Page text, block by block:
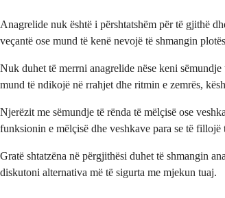
Anagrelide nuk është i përshtatshëm për të gjithë
veçantë ose mund të kenë nevojë të shmangin
Nuk duhet të merrni anagrelide nëse keni
mund të ndikojë në rrahjet dhe ritmin e zemrës,
Njerëzit me sëmundje të rënda të mëlçisë ose
funksionin e mëlçisë dhe veshkave para se të fillojë
Gratë shtatzëna në përgjithësi duhet të shmangin
diskutoni alternativa më të sigurta me mjekun tuaj.